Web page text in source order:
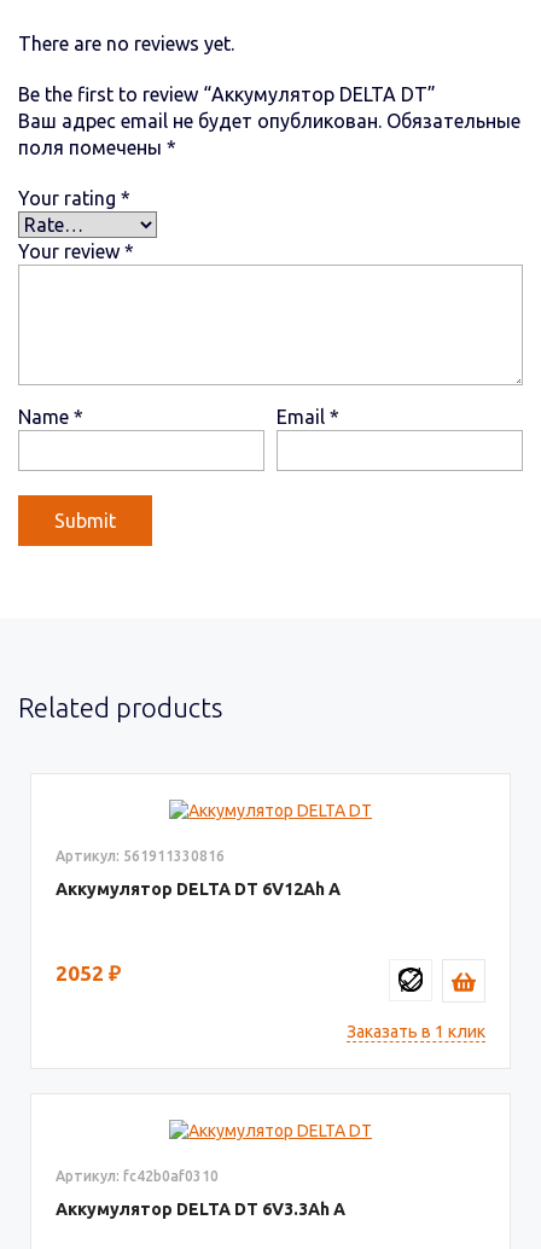
There are no reviews yet.
Be the first to review “Аккумулятор DELTA DT”
Ваш адрес email не будет опубликован. Обязательные
поля помечены *
Your rating *
Your review *
Name * Email *
Related products
Артикул: 561911330816
Аккумулятор DELTA DT 6V12
2052 ₽
Заказать в 1 клик
Артикул: fc42b0af0310
Аккумулятор DELTA DT 6V3.3